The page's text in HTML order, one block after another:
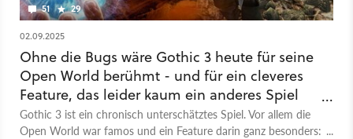
51 29
02.09.2025
Ohne die Bugs wäre Gothic 3 heute für seine
Open World berühmt - und für ein cleveres
Feature, das leider kaum ein anderes Spiel
nutzt
Gothic 3 ist ein chronisch unterschätztes Spiel. Vor allem die
Open World war famos und ein Feature darin ganz besonders: